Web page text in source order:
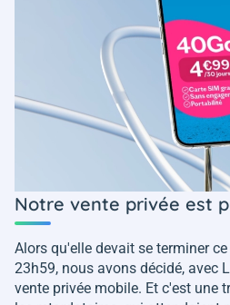
Notre vente privée est
Alors qu'elle devait se terminer
23h59, nous avons décidé, avec
vente privée mobile. Et c'est une